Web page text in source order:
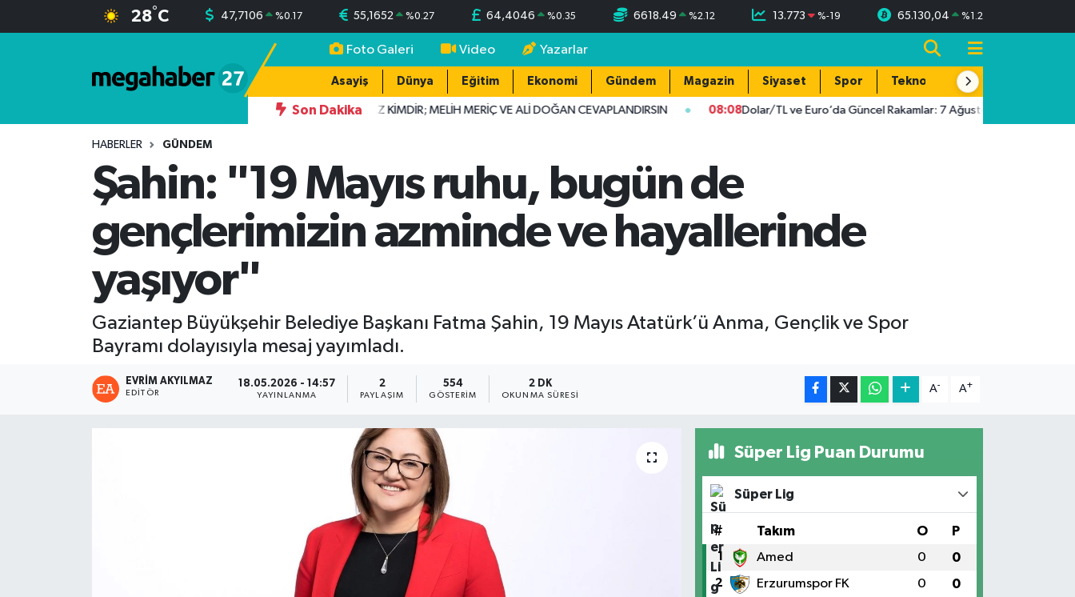
28°C 47,7106 %0.17 55,1652 %0.27 64,4046 %0.35 6618.49 %2.12 13.773 %-19 65.130,04 %1.2
Foto Galeri Video Yazarlar
Asayiş Dünya Eğitim Ekonomi Gündem Magazin Siyaset Spor Teknoloji
Son Dakika
AHMET YILMAZ KİMDİR; MELİH MERİÇ VE ALİ DOĞAN CEVAPLANDIRSIN 08:08Dolar/TL ve Euro’da Güncel Rakamlar: 7 Ağustos 2026 Döviz Fiyatları
HABERLER GÜNDEM
Şahin: "19 Mayıs ruhu, bugün de
gençlerimizin azminde ve hayallerinde
yaşıyor"
Gaziantep Büyükşehir Belediye Başkanı Fatma Şahin, 19 Mayıs Atatürk’ü Anma, Gençlik ve Spor
Bayramı dolayısıyla mesaj yayımladı.
EVRIM AKYILMAZ
EDITÖR
18.05.2026 - 14:57
YAYINLANMA
2
PAYLAŞIM
554
GÖSTERIM
2 DK
OKUNMA SÜRESI
A- A+
Süper Lig Puan Durumu
Süper Lig
# Takım O P
1 Amed 0 0
2 Erzurumspor FK 0 0
Süper Lig Puan Durumu ve Fikstür
Tüm Manşetler
Son Dakika Haberleri